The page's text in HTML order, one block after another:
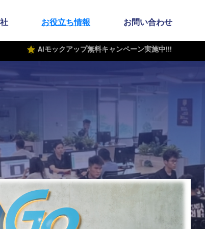
お役立ち情報 お問い合わせ
AIモックアップ無料キャンペーン実施中!!!